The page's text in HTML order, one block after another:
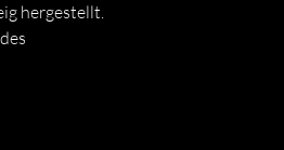
hergestellt.